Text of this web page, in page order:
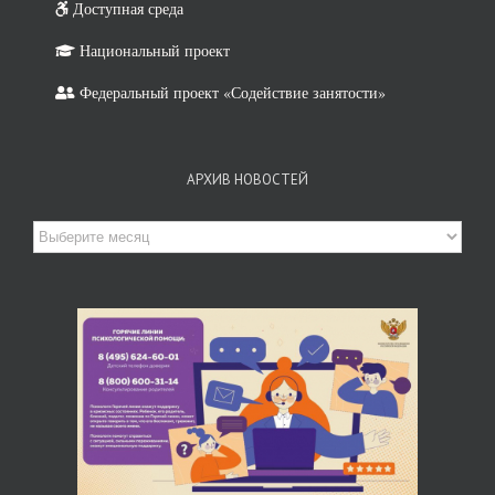
Доступная среда
Национальный проект
Федеральный проект «Содействие занятости»
АРХИВ НОВОСТЕЙ
Архив
новостей